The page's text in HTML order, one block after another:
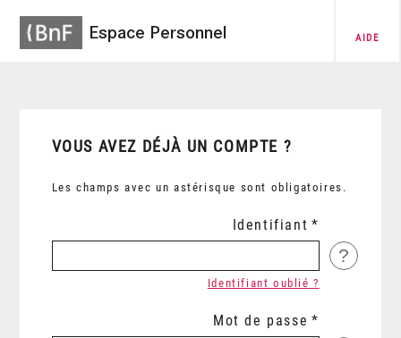
Espace Personnel AIDE
VOUS AVEZ DÉJÀ UN COMPTE ?
Les champs avec un astérisque sont obligatoires.
Identifiant
?
Identifiant oublié ?
Mot de passe